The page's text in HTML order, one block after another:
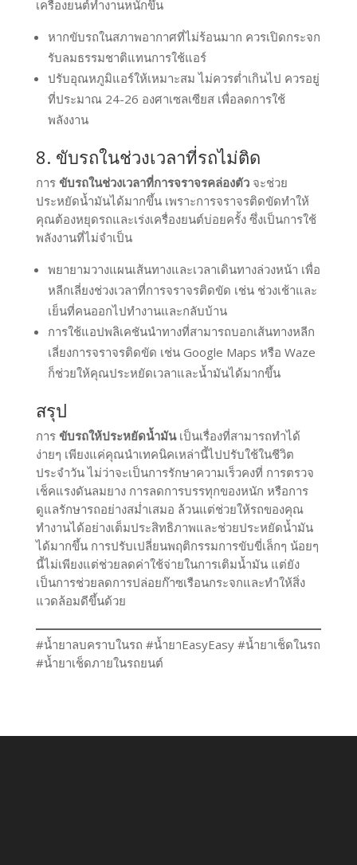
เครื่องยนต์ทำงานหนักขึ้น
หากขับรถในสภาพอากาศที่ไม่ร้อนมาก ควรเปิดกระจก
รับลมธรรมชาติแทนการใช้แอร์
ปรับอุณหภูมิแอร์ให้เหมาะสม ไม่ควรต่ำเกินไป ควรอยู่
ที่ประมาณ 24-26 องศาเซลเซียส เพื่อลดการใช้
พลังงาน
8. ขับรถในช่วงเวลาที่รถไม่ติด
การ ขับรถในช่วงเวลาที่การจราจรคล่องตัวจะช่วย
ประหยัดน้ำมันได้มากขึ้น เพราะการจราจรติดขัดทำให้
คุณต้องหยุดรถและเร่งเครื่องยนต์บ่อยครั้ง ซึ่งเป็นการใช้
พลังงานที่ไม่จำเป็น
พยายามวางแผนเส้นทางและเวลาเดินทางล่วงหน้า เพื่อ
หลีกเลี่ยงช่วงเวลาที่การจราจรติดขัด เช่น ช่วงเช้าและ
เย็นที่คนออกไปทำงานและกลับบ้าน
การใช้แอปพลิเคชันนำทางที่สามารถบอกเส้นทางหลีก
เลี่ยงการจราจรติดขัด เช่น Google Maps หรือ Waze
ก็ช่วยให้คุณประหยัดเวลาและน้ำมันได้มากขึ้น
สรุป
การ ขับรถให้ประหยัดน้ำมันเป็นเรื่องที่สามารถทำได้
ง่ายๆ เพียงแค่คุณนำเทคนิคเหล่านี้ไปปรับใช้ในชีวิต
ประจำวัน ไม่ว่าจะเป็นการรักษาความเร็วคงที่ การตรวจ
เช็คแรงดันลมยาง การลดการบรรทุกของหนัก หรือการ
ดูแลรักษารถอย่างสม่ำเสมอ ล้วนแต่ช่วยให้รถของคุณ
ทำงานได้อย่างเต็มประสิทธิภาพและช่วยประหยัดน้ำมัน
ได้มากขึ้น การปรับเปลี่ยนพฤติกรรมการขับขี่เล็กๆ น้อยๆ
นี้ไม่เพียงแต่ช่วยลดค่าใช้จ่ายในการเติมน้ำมัน แต่ยัง
เป็นการช่วยลดการปล่อยก๊าซเรือนกระจกและทำให้สิ่ง
แวดล้อมดีขึ้นด้วย
#น้ำยาลบคราบในรถ #น้ำยาEasyEasy #น้ำยาเช็ดในรถ
#น้ำยาเช็ดภายในรถยนต์